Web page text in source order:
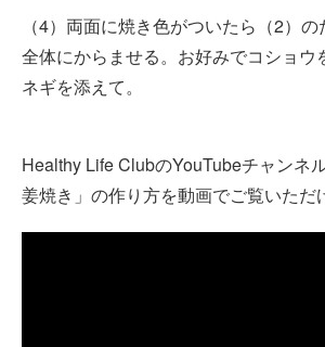
（4）両面に焼き色がついたら（2）の
全体にからませる。お好みでコショウ
ネギを添えて。
Healthy Life ClubのYouTubeチャンネ
姜焼き」の作り方を動画でご覧いただ